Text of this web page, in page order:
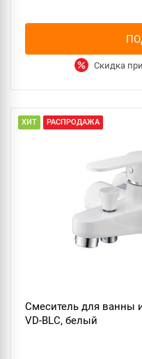
Скидка
ХИТ РАСПРОДАЖА
Смеситель для ванны
VD-BLC, белый